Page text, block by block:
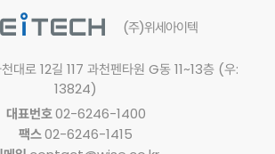
(주)위세아이텍
대로 12길 117 과천펜타원 G동 11~13층 (우:
13824)
대표번호02-6246-1400
팩스02-6246-1415